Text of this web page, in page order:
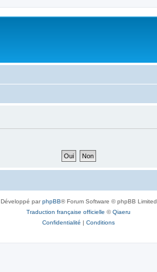
Développé parphpBB® Forum Software © phpBB Limited
Traduction française officielle ©Qiaeru
Confidentialité | Conditions